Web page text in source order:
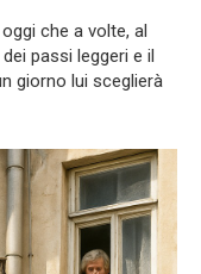
che a volte, al
passi leggeri e il
giorno lui sceglierà